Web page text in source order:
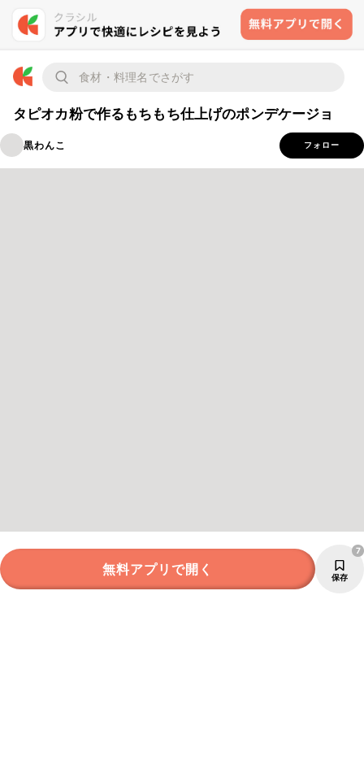
タピオカ粉で作るもちもち仕上げのポンデケージョ
黒わんこ フォロー
無料アプリで開く 保存
7